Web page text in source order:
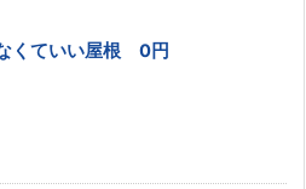
くていい屋根 0円